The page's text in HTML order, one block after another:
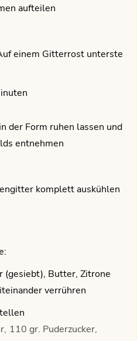
aufteilen
einem Gitterrost unterste
der Form ruhen lassen und
entnehmen
komplett auskühlen
(gesiebt), Butter, Zitrone
verrühren
110 gr. Puderzucker,